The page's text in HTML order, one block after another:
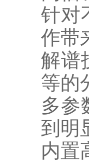
针对
作带
解谱
等的
多参
到明
内置